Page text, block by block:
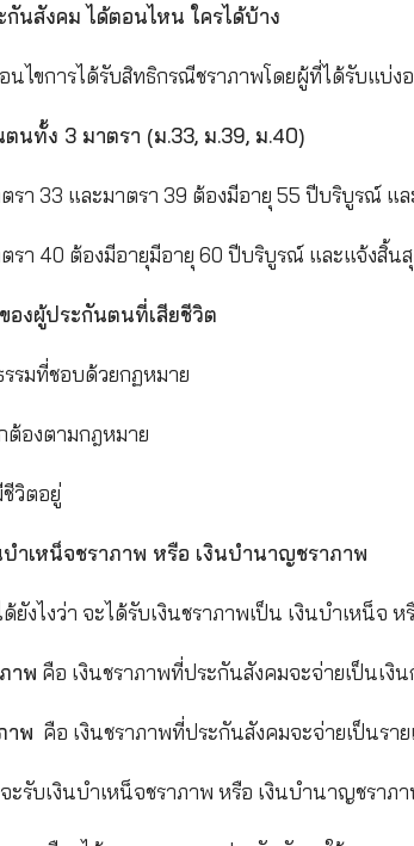
พ ประกันสังคม ได้ตอนไหน ใครได้บ้าง
ละเงื่อนไขการได้รับสิทธิกรณีชราภาพโด
น มาตรา 33 และมาตรา 39 ต้องมีอายุ